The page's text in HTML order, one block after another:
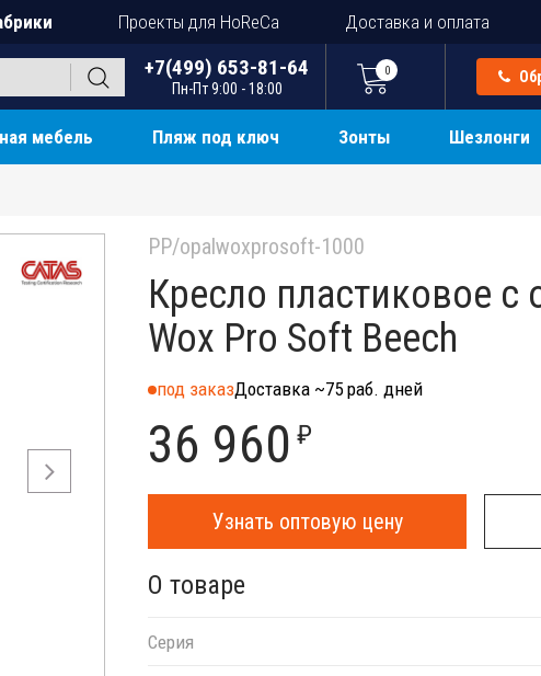
Проекты для HoReCa Доставка и оплата
+7(499) 653-81-64
Пн-Пт 9:00 - 18:00
0
мебель Пляж под ключ Зонты Шезлонги
PP/opalwoxprosoft-1000
Кресло пластиковое с
Wox Pro Soft Beech
под заказДоставка ~75 раб. дней
36 960 ₽
Узнать оптовую цену
О товаре
Серия